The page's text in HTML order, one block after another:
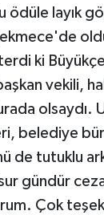
ödüle layık
ki
vekili,
olsaydı.
belediye
de tutuklu
gündür
Çok